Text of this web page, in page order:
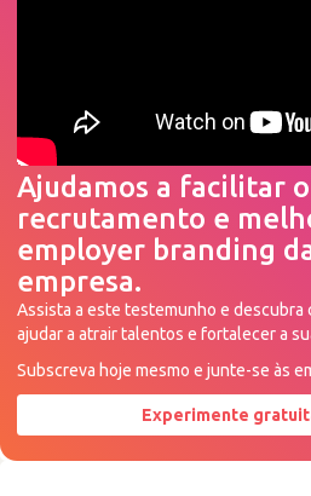
Ajudamos a facilitar o
recrutamento e
employer branding
empresa.
Assista a este testemunho e descubra
ajudar a atrair talentos e fortalecer a
Subscreva hoje mesmo e junte-se às
Experimente